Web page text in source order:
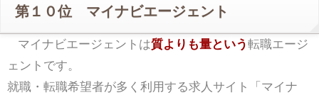
第１０位 マイナビエージェント
マイナビエージェントは質よりも量という転職エージ
ェントです。
就職・転職希望者が多く利用する求人サイト「マイナ